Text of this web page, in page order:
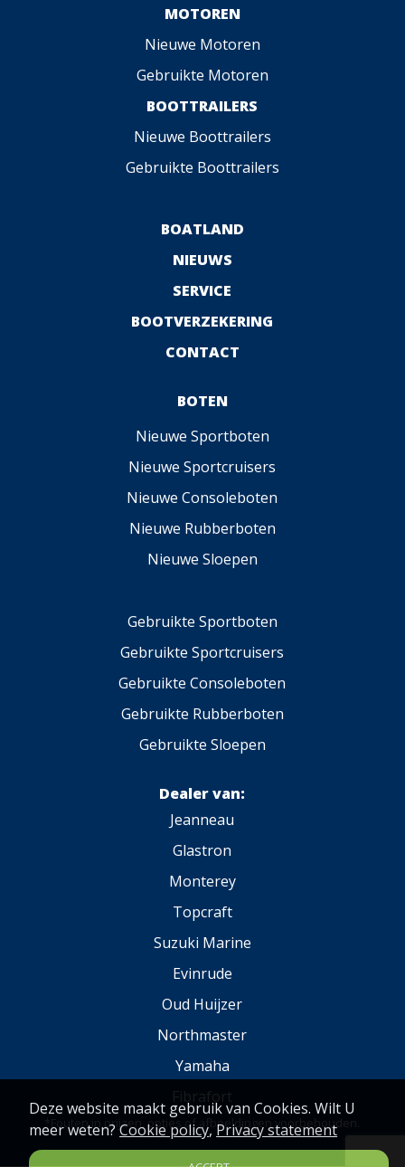
Deze website maakt gebruik van Cookies. Wilt U
meer weten?Cookie policy, Privacy statement
MOTOREN
Nieuwe Motoren
Gebruikte Motoren
BOOTTRAILERS
Nieuwe Boottrailers
Gebruikte Boottrailers
BOATLAND
NIEUWS
SERVICE
BOOTVERZEKERING
CONTACT
BOTEN
Nieuwe Sportboten
Nieuwe Sportcruisers
Nieuwe Consoleboten
Nieuwe Rubberboten
Nieuwe Sloepen
Gebruikte Sportboten
Gebruikte Sportcruisers
Gebruikte Consoleboten
Gebruikte Rubberboten
Gebruikte Sloepen
Dealer van:
Jeanneau
Glastron
Monterey
Topcraft
Suzuki Marine
Evinrude
Oud Huijzer
Northmaster
Yamaha
Fibrafort
*Fouten in prijzen, opties of afbeeldingen voorbehouden.